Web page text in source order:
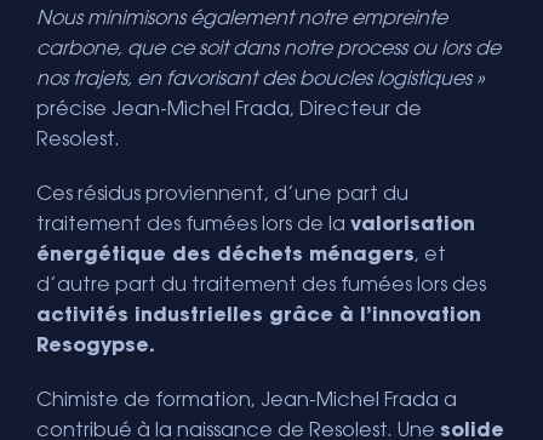
Nous minimisons également notre empreinte
carbone, que ce soit dans notre process ou lors de
nos trajets, en favorisant des boucles logistiques »
précise Jean-Michel Frada, Directeur de
Resolest.
Ces résidus proviennent, d’une part du
traitement des fumées lors de la valorisation
énergétique des déchets ménagers, et
d’autre part du traitement des fumées lors des
activités industrielles grâce à l’innovation
Resogypse.
Chimiste de formation, Jean-Michel Frada a
contribué à la naissance de Resolest. Une solide